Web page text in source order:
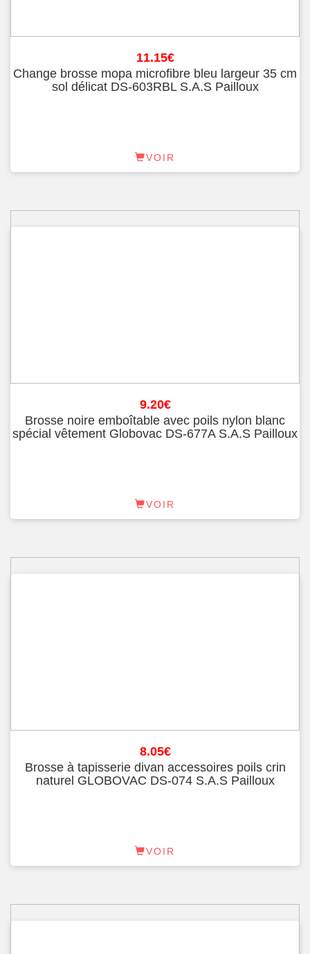
11.15€
Change brosse mopa microfibre bleu largeur 35 cm
sol délicat DS-603RBL S.A.S Pailloux
VOIR
9.20€
Brosse noire emboîtable avec poils nylon blanc
spécial vêtement Globovac DS-677A S.A.S Pailloux
VOIR
8.05€
Brosse à tapisserie divan accessoires poils crin
naturel GLOBOVAC DS-074 S.A.S Pailloux
VOIR